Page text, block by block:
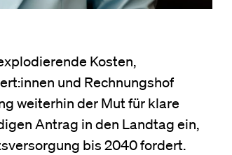
Kosten,
und Rechnungshof
weiterhin der Mut für klare
Antrag in den Landtag ein,
bis 2040 fordert.